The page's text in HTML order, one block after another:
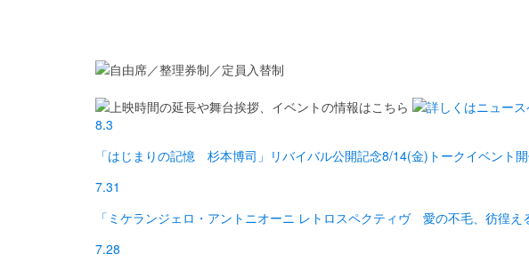
8.3
「はじまりの記憶 杉本博司」リバイバル公開記念8/14(金)トークイベント
7.31
「ミケランジェロ・アントニオーニ レトロスペクティヴ 愛の不毛、彷徨
7.28